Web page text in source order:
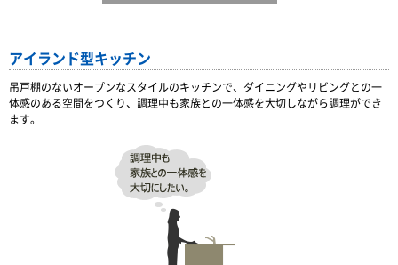
アイランド型キッチン
吊戸棚のないオープンなスタイルのキッチンで、ダイニングやリビングとの一
体感のある空間をつくり、調理中も家族との一体感を大切しながら調理ができ
ます。